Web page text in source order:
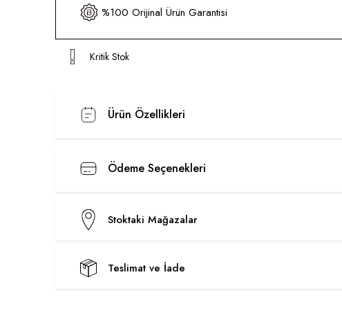
%100 Orijinal Ürün Garantisi
Kritik Stok
Ürün Özellikleri
Ödeme Seçenekleri
Stoktaki Mağazalar
Teslimat ve İade